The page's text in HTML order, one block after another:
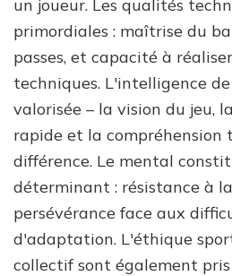
un joueur. Les qualités
primordiales : maîtrise du
passes, et capacité à
techniques. L'intelligence
valorisée – la vision du jeu,
rapide et la
différence. Le mental
déterminant : résistance à
persévérance face aux
d'adaptation. L'éthique
collectif sont également